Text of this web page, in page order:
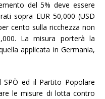
del 5% deve essere
sopra EUR 50,000 (USD
cento sulla ricchezza non
La misura porterà la
applicata in Germania,
SPÖ ed il Partito Popolare
le misure di lotta contro